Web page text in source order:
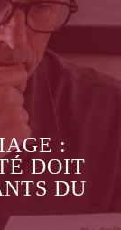
ILS
NON